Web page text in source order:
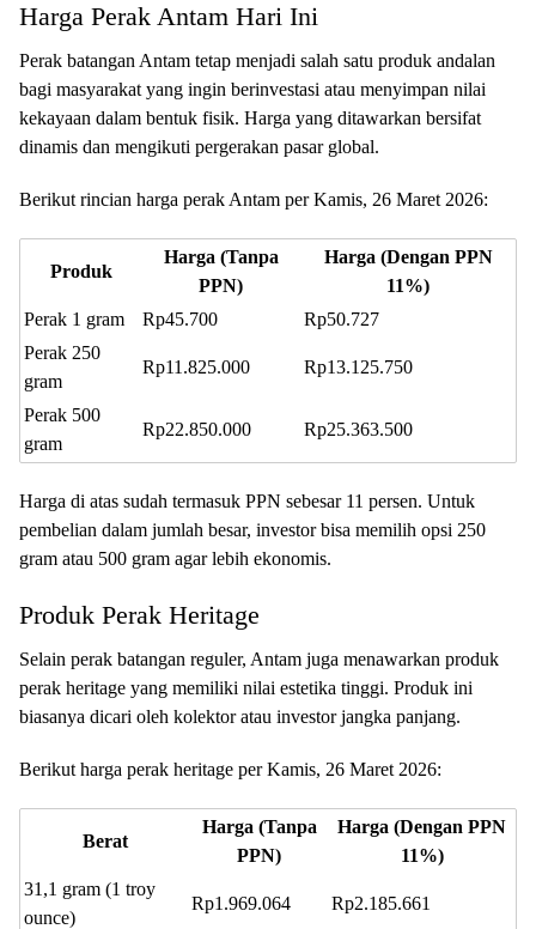
Harga Perak Antam Hari Ini
Perak batangan Antam tetap menjadi salah satu produk andalan
bagi masyarakat yang ingin berinvestasi atau menyimpan nilai
kekayaan dalam bentuk fisik. Harga yang ditawarkan bersifat
dinamis dan mengikuti pergerakan pasar global.
Berikut rincian harga perak Antam per Kamis, 26 Maret 2026:
Produk
Harga (Tanpa
PPN)
Harga (Dengan PPN
11%)
Perak 1 gram
Rp45.700
Rp50.727
Perak 250
gram
Rp11.825.000 Rp13.125.750
Perak 500
gram
Rp22.850.000 Rp25.363.500
Harga di atas sudah termasuk PPN sebesar 11 persen. Untuk
pembelian dalam jumlah besar, investor bisa memilih opsi 250
gram atau 500 gram agar lebih ekonomis.
Produk Perak Heritage
Selain perak batangan reguler, Antam juga menawarkan produk
perak heritage yang memiliki nilai estetika tinggi. Produk ini
biasanya dicari oleh kolektor atau investor jangka panjang.
Berikut harga perak heritage per Kamis, 26 Maret 2026:
Berat
Harga (Tanpa
PPN)
Harga (Dengan PPN
11%)
31,1 gram (1 troy
ounce)
Rp1.969.064 Rp2.185.661